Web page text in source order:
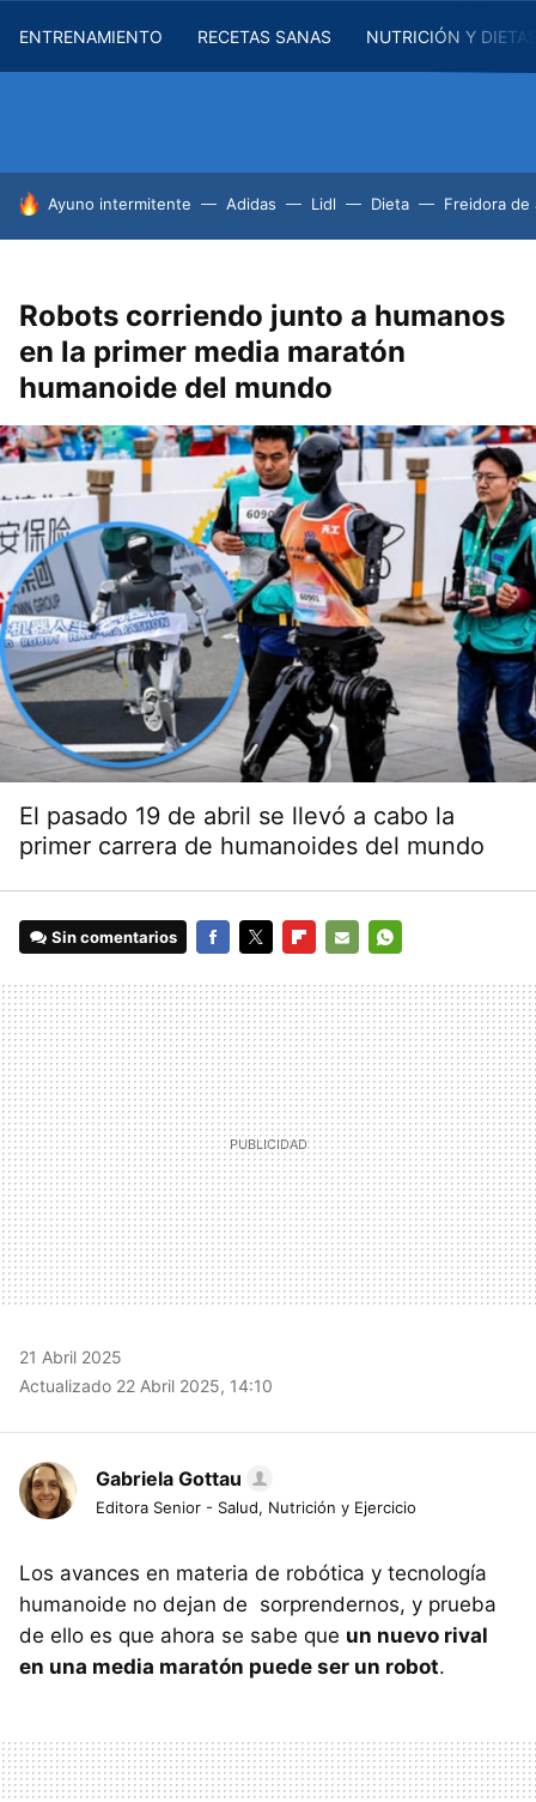
ENTRENAMIENTO RECETAS SANAS NUTRICIÓN Y
HOY SE HABLA DE
Ayuno intermitente Adidas Lidl Dieta Freidora de
Robots corriendo junto a humanos
en la primer media maratón
humanoide del mundo
El pasado 19 de abril se llevó a cabo la
primer carrera de humanoides del mundo
Sin comentarios
MAIL
21 Abril 2025
Actualizado 22 Abril 2025, 14:10
Gabriela Gottau
Editora Senior - Salud, Nutrición y Ejercicio
Los avances en materia de robótica y tecnología
humanoide no dejan de sorprendernos, y prueba
de ello es que ahora se sabe que un nuevo rival
en una media maratón puede ser un robot.